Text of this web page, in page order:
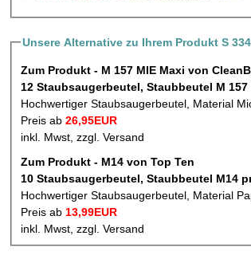
Unsere Alternative zu Ihrem Produkt S 334
Zum Produkt - M 157 MIE Maxi von
Hochwertiger Staubsaugerbeutel, Material
Preis ab 26,95EUR
inkl. Mwst, zzgl. Versand
Zum Produkt - M14 von Top Ten
10
Hochwertiger Staubsaugerbeutel, Material
Preis ab 13,99EUR
inkl. Mwst, zzgl. Versand